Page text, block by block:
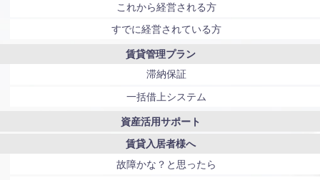
これから経営される方
すでに経営されている方
賃貸管理プラン
滞納保証
一括借上システム
資産活用サポート
賃貸入居者様へ
故障かな？と思ったら